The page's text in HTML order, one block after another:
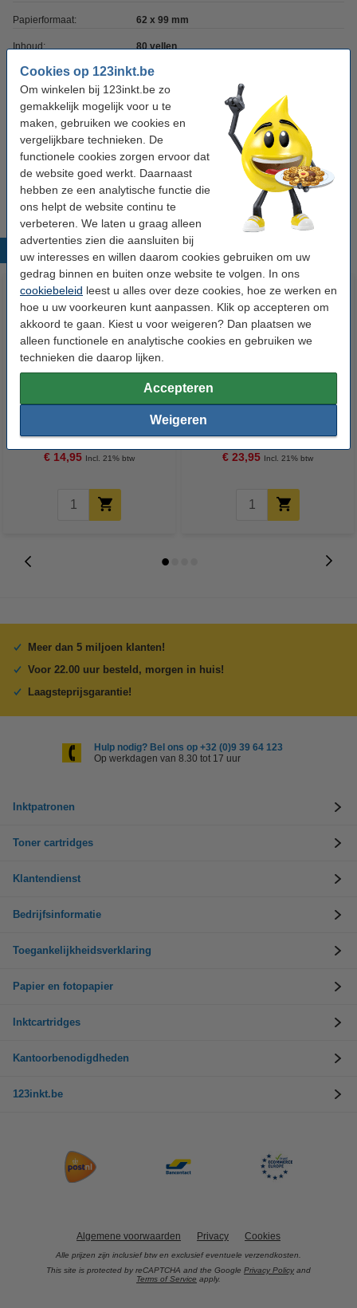
Cookies op 123inkt.be
Om winkelen bij 123inkt.be zo
gemakkelijk mogelijk voor u te
maken, gebruiken we cookies en
vergelijkbare technieken. De
functionele cookies zorgen ervoor dat
de website goed werkt. Daarnaast
hebben ze een analytische functie die
ons helpt de website continu te
verbeteren. We laten u graag alleen
advertenties zien die aansluiten bij
uw interesses en willen daarom cookies gebruiken om uw
gedrag binnen en buiten onze website te volgen. In ons
cookiebeleid leest u alles over deze cookies, hoe ze werken en
hoe u uw voorkeuren kunt aanpassen. Klik op accepteren om
akkoord te gaan. Kiest u voor weigeren? Dan plaatsen we
alleen functionele en analytische cookies en gebruiken we
technieken die daarop lijken.
Accepteren
Weigeren
Papierformaat: 62 x 99 mm
Inhoud: 80 vellen
Toplaag: glossy
Geschikt voor: instant camera
Frame:
Ons artikelnr: 150250
Populaire producten
123accu Xtreme Power MN1500
Penlite AA batterij 24 stuks
€ 14,95 Incl. 21% btw
Fujifilm instax WIDE (20 vellen)
€ 23,95 Incl. 21% btw
Meer dan 5 miljoen klanten!
Voor 22.00 uur besteld, morgen in huis!
Laagsteprijsgarantie!
Hulp nodig? Bel ons op +32 (0)9 39 64 123
Op werkdagen van 8.30 tot 17 uur
Inktpatronen
Toner cartridges
Klantendienst
Bedrijfsinformatie
Toegankelijkheidsverklaring
Papier en fotopapier
Inktcartridges
Kantoorbenodigdheden
123inkt.be
Algemene voorwaarden Privacy Cookies
Alle prijzen zijn inclusief btw en exclusief eventuele verzendkosten.
This site is protected by reCAPTCHA and the Google Privacy Policy and
Terms of Service apply.